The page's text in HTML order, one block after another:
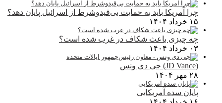
چرا آمریکا باید به حمایت بی‌قیدوشرط از اسرائیل پایان دهد؟
۱۵ خرداد ۱۴۰۴
چه چیزی باعث شکاف در غرب شده است؟
۰۳ خرداد ۱۴۰۴
(JD Vance) جی دی ونس
۲۸ مهر ۱۴۰۴
پایان سده آمریکایی